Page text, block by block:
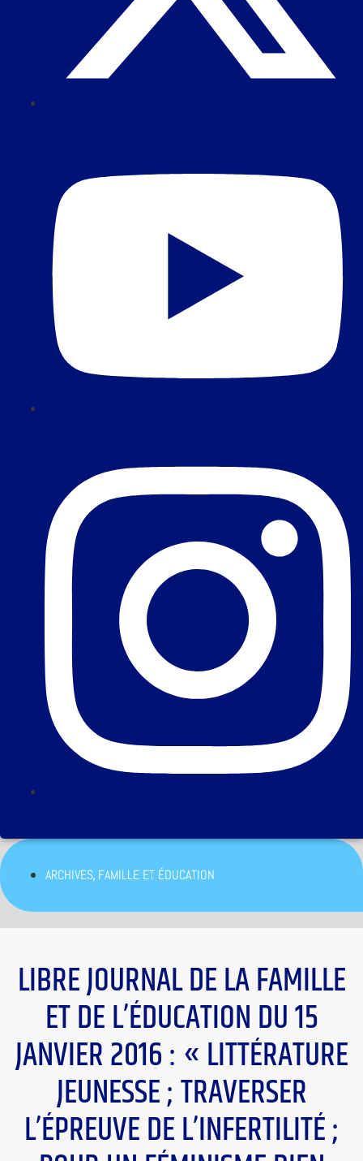
ARCHIVES,FAMILLE ET ÉDUCATION
LIBRE JOURNAL DE LA FAMILLE
ET DE L’ÉDUCATION DU 15
JANVIER 2016 : « LITTÉRATURE
JEUNESSE ; TRAVERSER
L’ÉPREUVE DE L’INFERTILITÉ ;